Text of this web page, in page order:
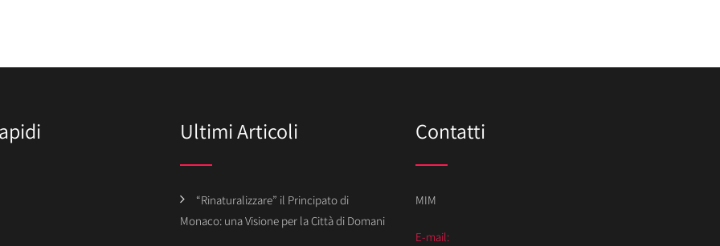
Ultimi Articoli
“Rinaturalizzare” il Principato di
Monaco: una Visione per la Città di Domani
Contatti
MIM
E-mail: